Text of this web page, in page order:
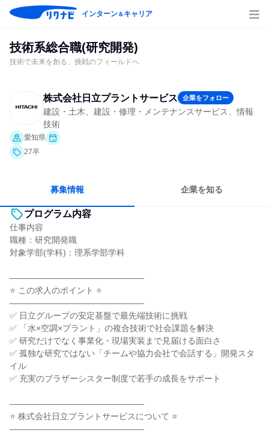
インターン＆キャリア
技術系総合職(研究開発)
技術で未来を創る、挑戦のフィールドへ
株式会社日立プラントサービス 企業をフォロー
建設・土木、建設・修理・メンテナンスサービス、情報
技術
愛知県
27卒
募集情報 企業を知る
プログラム内容
仕事内容
職種：研究開発職
対象学部(学科)：理系学部学科
――――――――――――――――
⭐ この求人のポイント ⭐
――――――――――――――――
✅ 日立グループの安定基盤で最先端技術に挑戦
✅ 「水×空調×プラント」の複合技術で社会課題を解決
✅ 研究だけでなく事業化・現場実装まで見届ける面白さ
✅ 孤独な研究ではない「チームや協力会社で会話する」開発スタ
イル
✅ 充実のブラザーシスター制度で若手の成長をサポート
――――――――――――――――
⭐ 株式会社日立プラントサービスについて ⭐
――――――――――――――――